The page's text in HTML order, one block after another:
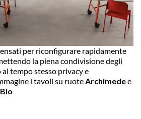
per riconfigurare rapidamente
la piena condivisione degli
tempo stesso privacy e
i tavoli su ruote Archimedee
Bio